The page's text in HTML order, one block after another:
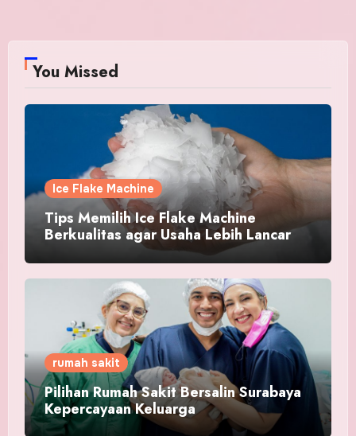
You Missed
Ice Flake Machine
Tips Memilih Ice Flake Machine
Berkualitas agar Usaha Lebih Lancar
rumah sakit
Pilihan Rumah Sakit Bersalin Surabaya
Kepercayaan Keluarga